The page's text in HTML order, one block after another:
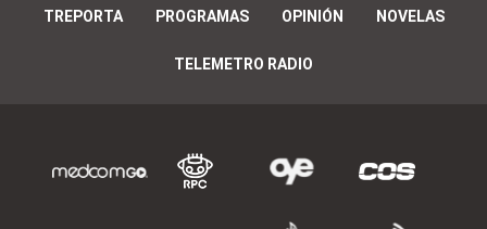
TREPORTA PROGRAMAS OPINIÓN NOVELAS
TELEMETRO RADIO